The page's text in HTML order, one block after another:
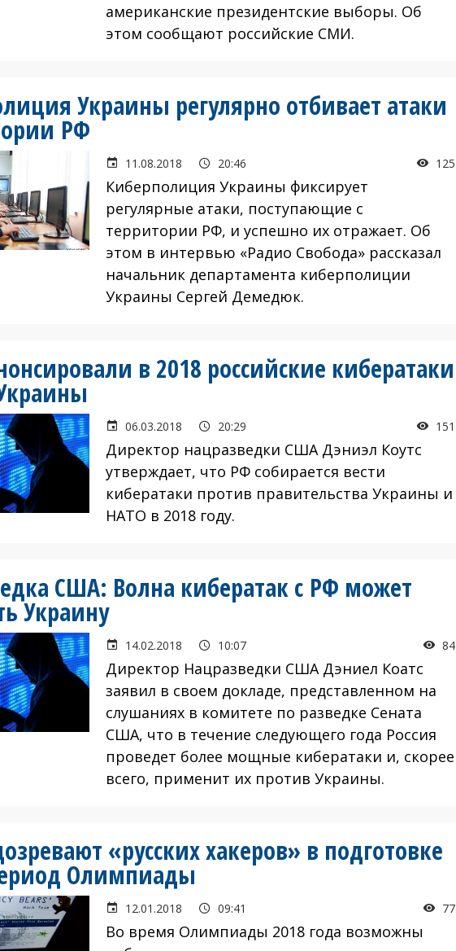
американские президентские выборы. Об
этом сообщают российские СМИ.
Украины регулярно отбивает атаки
РФ
11.08.2018 20:46 125
Киберполиция Украины фиксирует
регулярные атаки, поступающие с
территории РФ, и успешно их отражает. Об
этом в интервью «Радио Свобода» рассказал
начальник департамента киберполиции
Украины Сергей Демедюк.
в 2018 российские кибератаки
06.03.2018 20:29 151
Директор нацразведки США Дэниэл Коутс
утверждает, что РФ собирается вести
кибератаки против правительства Украины и
НАТО в 2018 году.
США: Волна кибератак с РФ может
Украину
14.02.2018 10:07 84
Директор Нацразведки США Дэниел Коатс
заявил в своем докладе, представленном на
слушаниях в комитете по разведке Сената
США, что в течение следующего года Россия
проведет более мощные кибератаки и, скорее
всего, применит их против Украины.
«русских хакеров» в подготовке
Олимпиады
12.01.2018 09:41 77
Во время Олимпиады 2018 года возможны